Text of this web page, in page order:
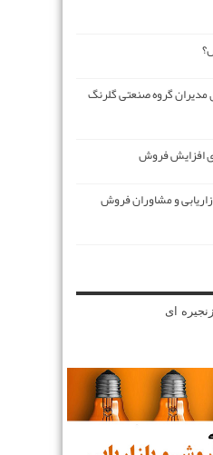
مدیران گروه صنعتی گلرنگ
و مشاوران فروش
ای